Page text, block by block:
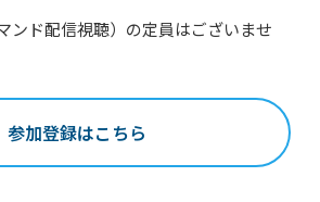
ンド配信視聴）の定員はございませ
参加登録はこちら